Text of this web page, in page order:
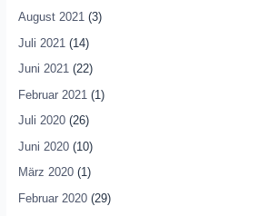
August 2021(3)
Juli 2021 (14)
Juni 2021(22)
Februar 2021 (1)
Juli 2020(26)
Juni 2020(10)
März 2020(1)
Februar 2020(29)